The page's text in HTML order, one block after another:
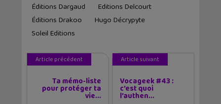
Éditions Dargaud
Editions Delcourt
Éditions Drakoo
Hugo Décrypyte
Soleil Editions
Article précédent
Ta mémo-liste
pour protéger ta
vie...
Article suivant
Vocageek #43 :
c’est quoi
l’authen...